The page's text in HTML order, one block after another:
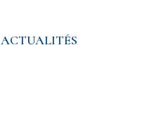
ACTUALITÉS